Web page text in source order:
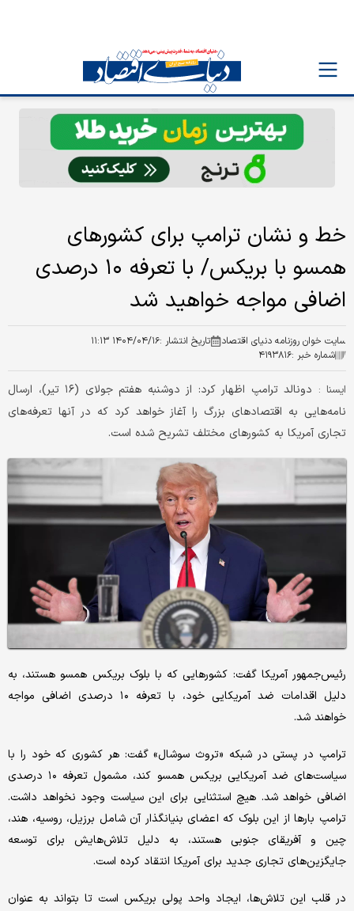
خط و نشان ترامپ برای کشورهای
همسو با بریکس/ با تعرفه ۱۰ درصدی
اضافی مواجه خواهید شد
سایت خوان روزنامه دنیای اقتصاد تاریخ انتشار :۱۴۰۴/۰۴/۱۶ ۱۱:۱۳
شماره خبر :۴۱۹۳۸۱۶
ایسنا :
دونالد ترامپ اظهار کرد: از دوشنبه هفتم جولای (۱۶ تیر)، ارسال
نامه‌هایی به اقتصادهای بزرگ را آغاز خواهد کرد که در آنها تعرفه‌های
تجاری آمریکا به کشورهای مختلف تشریح شده است.
رئیس‌جمهور آمریکا گفت: کشورهایی که با بلوک بریکس همسو هستند، به
دلیل اقدامات ضد آمریکایی خود، با تعرفه ۱۰ درصدی اضافی مواجه
خواهند شد.
ترامپ در پستی در شبکه «تروث سوشال» گفت: هر کشوری که خود را با
سیاست‌های ضد آمریکایی بریکس همسو کند، مشمول تعرفه ۱۰ درصدی
اضافی خواهد شد. هیچ استثنایی برای این سیاست وجود نخواهد داشت.
ترامپ بارها از این بلوک که اعضای بنیانگذار آن شامل برزیل، روسیه، هند،
چین و آفریقای جنوبی هستند، به دلیل تلاش‌هایش برای توسعه
جایگزین‌های تجاری جدید برای آمریکا انتقاد کرده است.
در قلب این تلاش‌ها، ایجاد واحد پولی بریکس است تا بتواند به عنوان